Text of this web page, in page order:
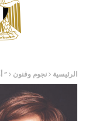
الرئيسية نجوم وفنون ” أن